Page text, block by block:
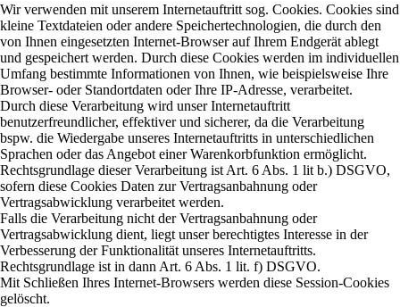
Wir verwenden mit unserem Internetauftritt sog. Cookies. Cookies sind
kleine Textdateien oder andere Speichertechnologien, die durch den
von Ihnen eingesetzten Internet-Browser auf Ihrem Endgerät ablegt
und gespeichert werden. Durch diese Cookies werden im individuellen
Umfang bestimmte Informationen von Ihnen, wie beispielsweise Ihre
Browser- oder Standortdaten oder Ihre IP-Adresse, verarbeitet.
Durch diese Verarbeitung wird unser Internetauftritt
benutzerfreundlicher, effektiver und sicherer, da die Verarbeitung
bspw. die Wiedergabe unseres Internetauftritts in unterschiedlichen
Sprachen oder das Angebot einer Warenkorbfunktion ermöglicht.
Rechtsgrundlage dieser Verarbeitung ist Art. 6 Abs. 1 lit b.) DSGVO,
sofern diese Cookies Daten zur Vertragsanbahnung oder
Vertragsabwicklung verarbeitet werden.
Falls die Verarbeitung nicht der Vertragsanbahnung oder
Vertragsabwicklung dient, liegt unser berechtigtes Interesse in der
Verbesserung der Funktionalität unseres Internetauftritts.
Rechtsgrundlage ist in dann Art. 6 Abs. 1 lit. f) DSGVO.
Mit Schließen Ihres Internet-Browsers werden diese Session-Cookies
gelöscht.